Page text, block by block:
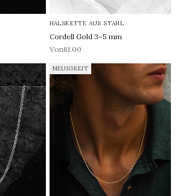
HALSKETTE AUS STAHL
Cordell Gold 3–5 mm
REA-pris
Von81.00
NEUIGKEIT